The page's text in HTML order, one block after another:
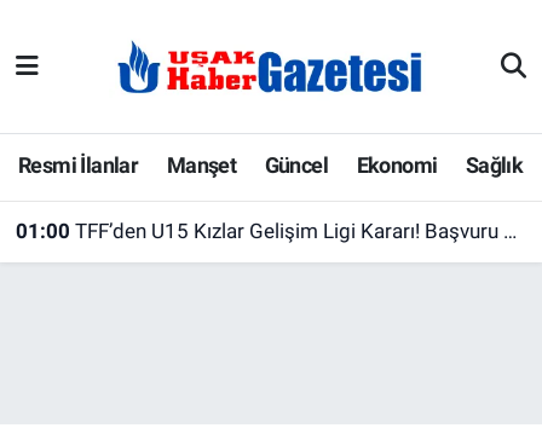
Resmi İlanlar Manşet Güncel Ekonomi Sağlık
01:00 TFF’den U15 Kızlar Gelişim Ligi Kararı! Başvuru Süresi Uzatıldı
E-Gazete
Ekonomi
Uşak Hava Durumu
Uşak Trafik Yoğunluk Haritası